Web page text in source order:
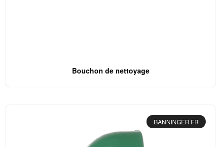
Bouchon de nettoyage
BANNINGER FR